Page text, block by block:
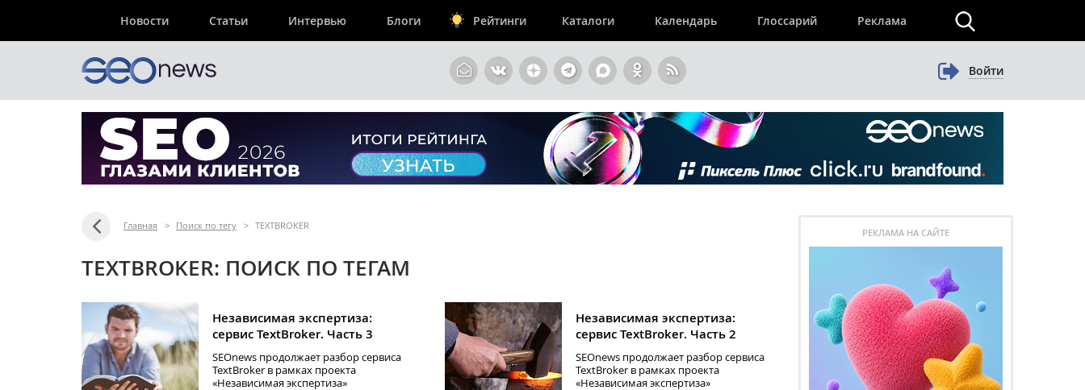
Новости Статьи Интервью Блоги Рейтинги Каталоги Календарь Глоссарий Реклама
Войти
Главная > Поиск по тегу > TEXTBROKER
TEXTBROKER: ПОИСК ПО ТЕГАМ
Независимая экспертиза:
сервис TextBroker. Часть 3
SEOnews продолжает разбор сервиса
TextBroker в рамках проекта
«Независимая экспертиза»
Независимая экспертиза:
сервис TextBroker. Часть 2
SEOnews продолжает разбор сервиса
TextBroker в рамках проекта
«Независимая экспертиза»
РЕКЛАМА НА САЙТЕ